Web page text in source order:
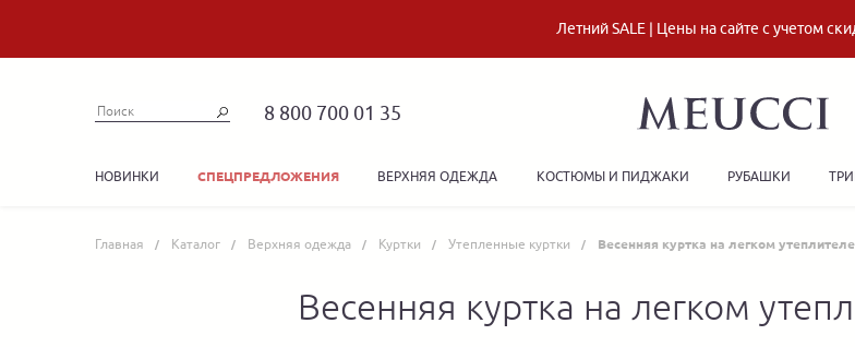
Летний SALE | Цены на сайте с учетом
8 800 700 01 35
НОВИНКИ СПЕЦПРЕДЛОЖЕНИЯ ВЕРХНЯЯ ОДЕЖДА КОСТЮМЫ И ПИДЖАКИ РУБАШКИ
Главная Каталог Верхняя одежда Куртки Утепленные куртки Весенняя куртка на легком
Весенняя куртка на легком